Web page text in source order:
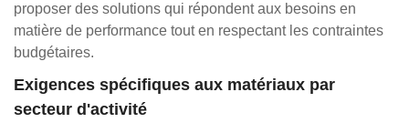
proposer des solutions qui répondent aux besoins en
matière de performance tout en respectant les contraintes
budgétaires.
Exigences spécifiques aux matériaux par
secteur d'activité